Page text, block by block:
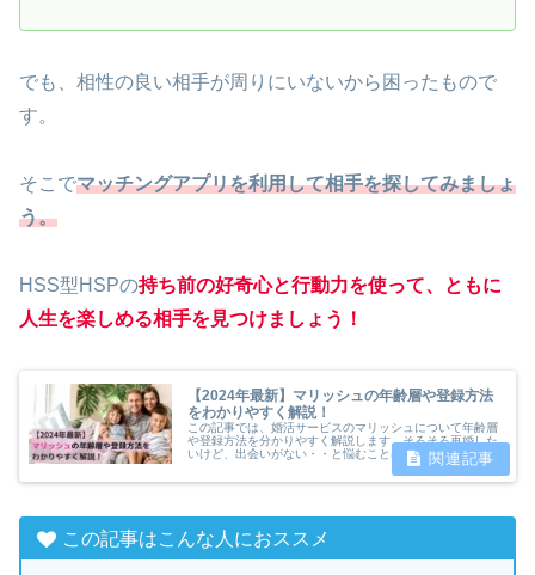
でも、相性の良い相手が周りにいないから困ったもので
す。
そこでマッチングアプリを利用して相手を探してみましょ
う。
HSS型HSPの持ち前の好奇心と行動力を使って、ともに
人生を楽しめる相手を見つけましょう！
【2024年最新】マリッシュの年齢層や登録方法
をわかりやすく解説！
この記事では、婚活サービスのマリッシュについて年齢層
や登録方法を分かりやすく解説します。そろそろ再婚した
いけど、出会いがない・・と悩むことはありませんか？そ
んな悩みを解決する婚活マッチングサービスがマリッシュ
です。
この記事はこんな人におススメ